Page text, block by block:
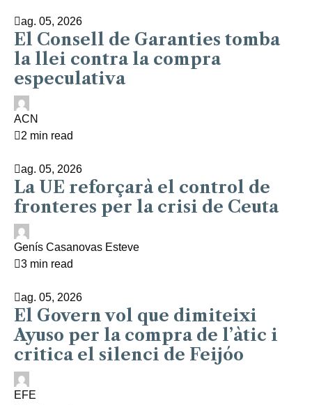
ag. 05, 2026
El Consell de Garanties tomba
la llei contra la compra
especulativa
ACN
2 min read
ag. 05, 2026
La UE reforçarà el control de
fronteres per la crisi de Ceuta
Genís Casanovas Esteve
3 min read
ag. 05, 2026
El Govern vol que dimiteixi
Ayuso per la compra de l’àtic i
critica el silenci de Feijóo
EFE